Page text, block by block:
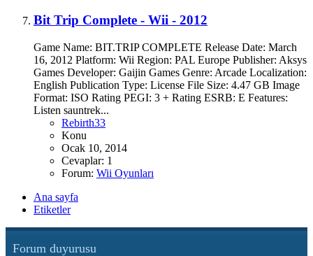
Bit Trip Complete - Wii - 2012
Game Name: BIT.TRIP COMPLETE Release Date: March
16, 2012 Platform: Wii Region: PAL Europe Publisher: Aksys
Games Developer: Gaijin Games Genre: Arcade Localization:
English Publication Type: License File Size: 4.47 GB Image
Format: ISO Rating PEGI: 3 + Rating ESRB: E Features:
Listen sauntrek...
Rebirth33
Konu
Ocak 10, 2014
Cevaplar: 1
Forum: Wii Oyunları
Ana sayfa
Etiketler
Forum duyurusu